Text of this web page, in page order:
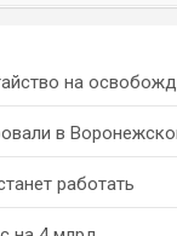
на
в
работать